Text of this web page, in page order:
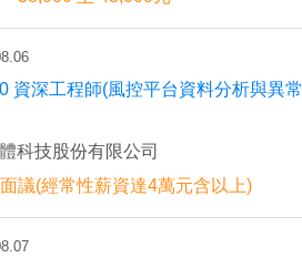
資深工程師(風控平台資料分析與異常
科技股份有限公司
議(經常性薪資達4萬元含以上)